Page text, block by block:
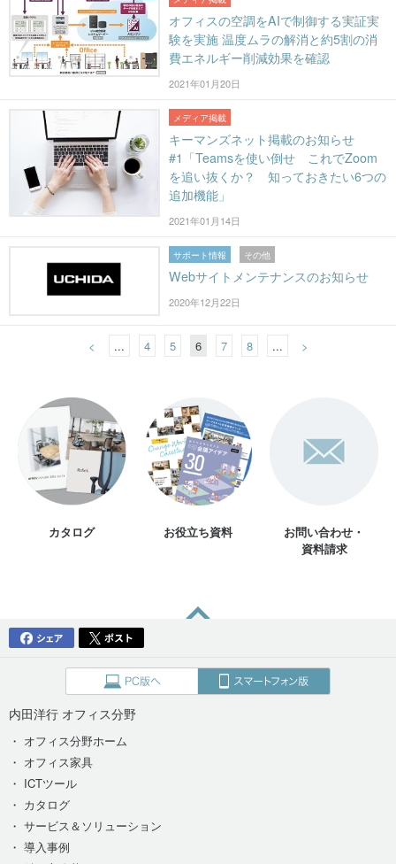
オフィスの空調をAIで制御する実証実
験を実施 温度ムラの解消と約5割の消
費エネルギー削減効果を確認
2021年01月20日
メディア掲載
キーマンズネット掲載のお知らせ
#1「Teamsを使い倒せ これでZoom
を追い抜くか？ 知っておきたい6つの
追加機能」
2021年01月14日
サポート情報 その他
Webサイトメンテナンスのお知らせ
2020年12月22日
< ... 4 5 6 7 8 ... >
カタログ お役立ち資料
お問い合わせ・
資料請求
内田洋行 オフィス分野
・ オフィス分野ホーム
・ オフィス家具
・ ICTツール
・ カタログ
・ サービス＆ソリューション
・ 導入事例